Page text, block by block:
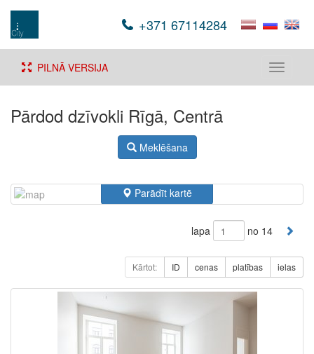
+371 67114284
Toggle
PILNĀ VERSIJA
Pārdod dzīvokli Rīgā, Centrā
Meklēšana
Parādīt kartē
lapa no 14
Kārtot: ID cenas platības ielas